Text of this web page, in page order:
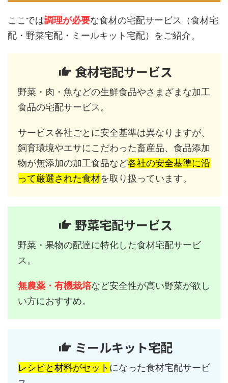
ここでは調理が必要な食材の宅配サービス（食材宅
配・野菜宅配・ミールキット宅配）をご紹介。
食材宅配サービス
野菜・肉・魚などの生鮮食品やさまざまな加工
食品の宅配サービス。
サービス各社ごとに安全基準は異なりますが、
飼育環境やエサにこだわった畜産品、食品添加
物が無添加の加工食品など各社の安全基準に沿
って厳選された食材を取り扱っています。
野菜宅配サービス
野菜・果物の配達に特化した食材宅配サービ
ス。
無農薬・有機栽培など安全性が高い野菜が欲し
い方におすすめ。
ミールキット宅配
レシピと材料がセット になった食材宅配サービ